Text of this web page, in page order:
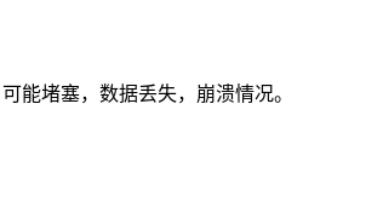
能堵塞，数据丢失，崩溃情况。